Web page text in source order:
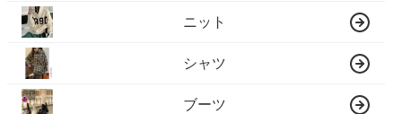
ニット
シャツ
ブーツ